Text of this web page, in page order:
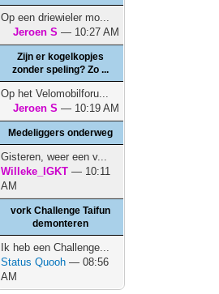
Op een driewieler mo...
Jeroen S — 10:27 AM
Zijn er kogelkopjes
zonder speling? Zo ...
Op het Velomobilforu...
Jeroen S — 10:19 AM
Medeliggers onderweg
Gisteren, weer een v...
Willeke_IGKT — 10:11
AM
vork Challenge Taifun
demonteren
Ik heb een Challenge...
Status Quooh — 08:56
AM